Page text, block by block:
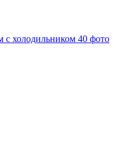
с холодильником 40 фото